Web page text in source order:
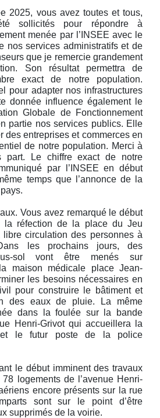
2025, vous avez toutes et tous,
sollicités pour répondre à
menée par l’INSEE avec le
nos services administratifs et de
que je remercie grandement
Son résultat permettra de
exact de notre population.
pour adapter nos infrastructures
donnée influence également le
Globale de Fonctionnement
partie nos services publics. Elle
des entreprises et commerces en
de notre population. Merci à
part. Le chiffre exact de notre
par l’INSEE en début
temps que l’annonce de la
Vous avez remarqué le début
la réfection de la place du Jeu
libre circulation des personnes à
les prochains jours, des
sol vont être menés sur
la maison médicale place Jean-
les besoins nécessaires en
pour construire le bâtiment et
des eaux de pluie. La même
dans la foulée sur la bande
Henri-Grivot qui accueillera la
le futur poste de la police
le début imminent des travaux
logements de l’avenue Henri-
encore présents sur la rue
sont sur le point d’être
supprimés de la voirie.